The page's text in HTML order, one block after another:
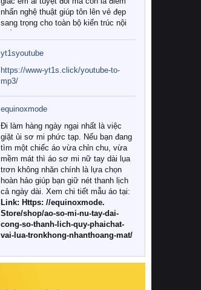
nhấn nghệ thuật giúp tôn lên vẻ đẹp
sang trọng cho toàn bộ kiến trúc nội
Tuy nhiên, giữa thị trường đa dạng
với vô vàn thương hiệu và mẫu mã
như hiện nay, làm thế nào để chọn
được những bộ chăn ga gối đệm cao
cấp thực sự chất lượng, phù hợp với
khí hậu và nhu cầu sử dụng của gia
đình? Hãy cùng chúng tôi đi tìm lời
giải đáp chi tiết qua bài viết dưới đây.
1. Tại sao các gia đình hiện đại lại ưa
chuộng chăn ga gối đệm cao cấp?
Khác với các dòng sản phẩm thông
thường, những bộ chăn ga gối đệm
cao cấp trải qua quy trình sản xuất
nghiêm ngặt từ khâu chọn lọc nguyên
liệu tự nhiên đến công nghệ dệt
nhuộm hiện đại không chứa hóa chất
này, bạn sẽ cảm nhận rõ rệt sự khác
yt1syoutube
https://www-yt1s.click/youtube-to-
mp3/
equinoxmode
Đi làm hàng ngày ngại nhất là việc
giặt ủi sơ mi phức tạp. Nếu bạn đang
tìm một chiếc áo vừa chỉn chu, vừa
mềm mát thì áo sơ mi nữ tay dài lụa
trơn không nhăn chính là lựa chọn
hoàn hảo giúp bạn giữ nét thanh lịch
cả ngày dài. Xem chi tiết mẫu áo tại:
Link: Https: //equinoxmode.
Store/shop/ao-so-mi-nu-tay-dai-
cong-so-thanh-lich-quy-phaichat-
vai-lua-tronkhong-nhanthoang-mat/